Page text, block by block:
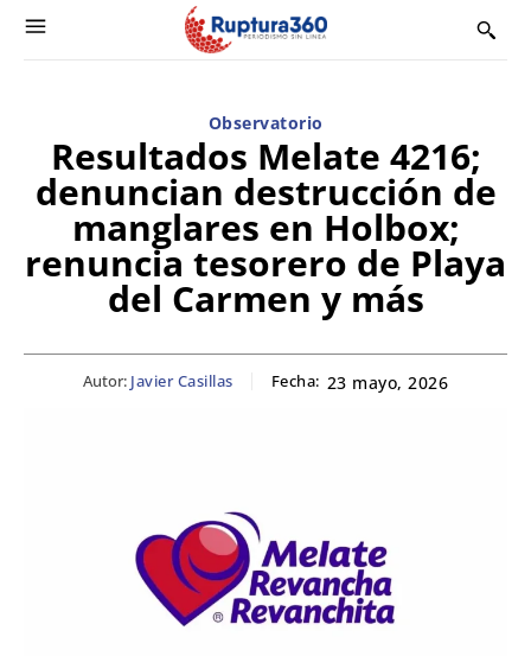
Observatorio
Resultados Melate 4216;
denuncian destrucción de
manglares en Holbox;
renuncia tesorero de Playa
del Carmen y más
Autor: Javier Casillas Fecha: 23 mayo, 2026